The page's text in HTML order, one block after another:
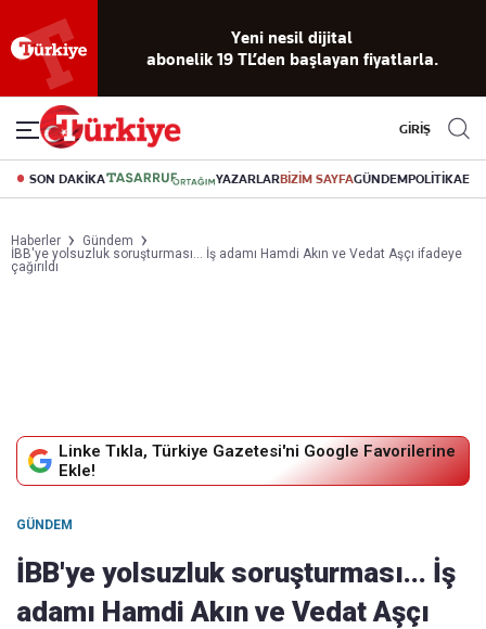
Yeni nesil dijital
abonelik 19 TL’den başlayan fiyatlarla.
GİRİŞ
SON DAKİKA YAZARLARBİZİM SAYFAGÜNDEMPOLİTİKA
Haberler
Gündem
İBB'ye yolsuzluk soruşturması... İş adamı Hamdi Akın ve Vedat Aşçı ifadeye
çağırıldı
Linke Tıkla, Türkiye Gazetesi'ni Google Favorilerine
Ekle!
GÜNDEM
İBB'ye yolsuzluk soruşturması... İş
adamı Hamdi Akın ve Vedat Aşçı